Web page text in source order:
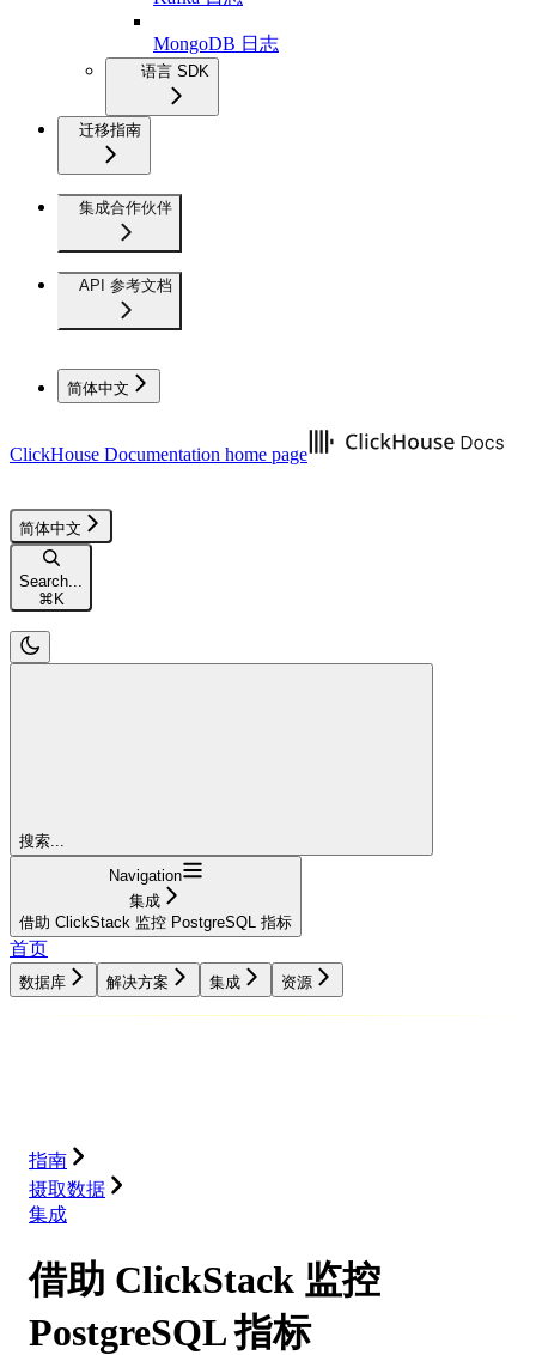
MongoDB 日志
语言 SDK
迁移指南
集成合作伙伴
API 参考文档
简体中文
ClickHouse Documentation home page
简体中文
Search...
⌘ K
搜索...
Navigation
集成
借助 ClickStack 监控 PostgreSQL 指标
首页
数据库 解决方案 集成 资源
指南
摄取数据
集成
借助 ClickStack 监控
PostgreSQL 指标